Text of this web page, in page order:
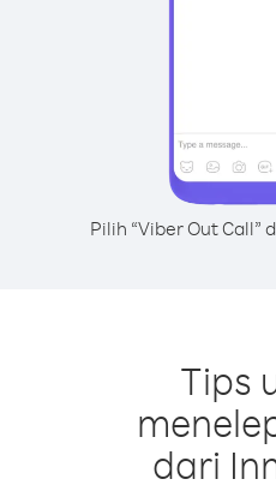
Pilih “Viber Out Call”
Tips
dari